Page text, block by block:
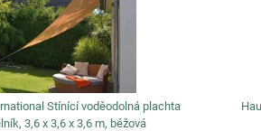
Stínící voděodolná plachta
3,6 x 3,6 x 3,6 m, béžová